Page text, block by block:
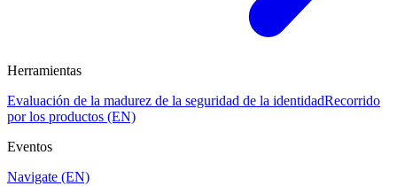
Herramientas
Evaluación de la madurez de la seguridad de la identidadRecorrido
por los productos (EN)
Eventos
Navigate (EN)